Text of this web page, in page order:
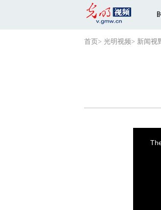
首页 > 光明视频> 新闻视